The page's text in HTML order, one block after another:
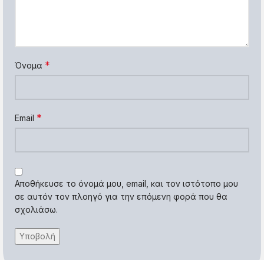
Όνομα *
Email *
Αποθήκευσε το όνομά μου, email, και τον ιστότοπο μου
σε αυτόν τον πλοηγό για την επόμενη φορά που θα
σχολιάσω.